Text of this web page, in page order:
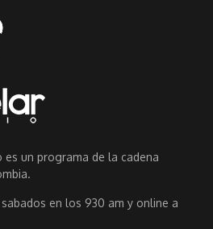
es un programa de la cadena
en los 930 am y online a